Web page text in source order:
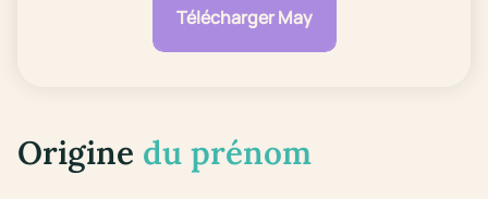
Télécharger May
Origine du prénom